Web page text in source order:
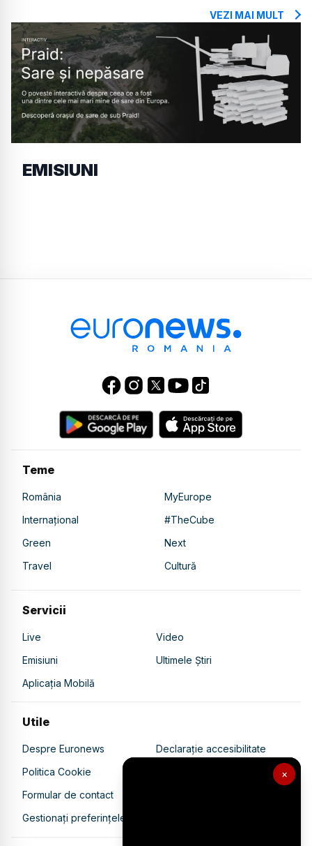
×
VEZI MAI MULT
EMISIUNI
Teme
România
MyEurope
Internațional
#TheCube
Green
Next
Travel
Cultură
Servicii
Live
Video
Emisiuni
Ultimele Știri
Aplicația Mobilă
Utile
Despre Euronews
Declarație accesibilitate
Politica Cookie
Politica de confidențialitate
Formular de contact
Gestionați preferințele